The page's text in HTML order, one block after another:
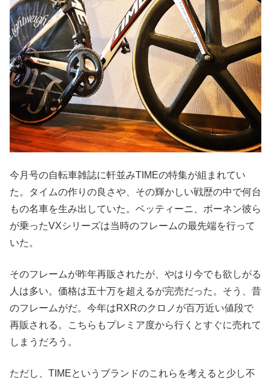
今月号の自転車雑誌に軒並みTIMEの特集が組まれてい
た。タイムの作りの良さや、その輝かしい戦歴の中で何台
もの名車を生み出していた。ベッティーニ、ボーネン彼ら
が乗ったVXシリーズは当時のフレームの最先端を行って
いた。
そのフレームが昨年再販されたが、やはり今でも欲しがる
人は多い。価格は五十万を超えるが完売だった。そう、昔
のフレームがだ。今年はRXRのクロノが百万近い値段で
再販される。こちらもプレミア度から行くとすぐに売れて
しまうだろう。
ただし、TIMEというブランドのこれらを考えると少し不